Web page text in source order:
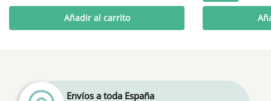
Añadir al carrito
Envíos a toda España